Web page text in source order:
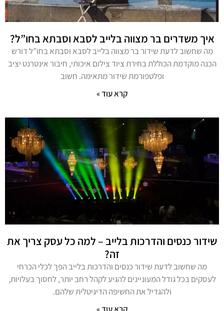
איך משדרים בר מצווה בלייב לסבא וסבתא בחו”ל?
מה שחשוב לדעת שידור בר מצווה בלייב לסבא וסבתא בחו”ל דורש
הכנה מוקדמת הכוללת בחירת ציוד צילום איכותי, חיבור אינטרנט יציב
ופלטפורמת שידור מתאימה. חשוב
קרא עוד »
שידור כנסים והדרכות בלייב – למה כל עסק צריך את
זה?
מה שחשוב לדעת שידור כנסים והדרכות בלייב הפך לכלי הכרחי
לעסקים בכל גודל המעוניינים להגיע לקהל רחב יותר, לחסוך בעלויות,
ולהגדיל את החשיפה הדיגיטלית שלהם.